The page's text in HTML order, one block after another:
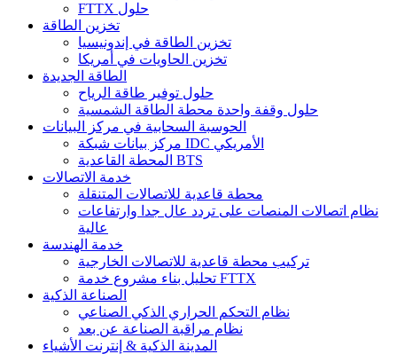
FTTX حلول
تخزين الطاقة
تخزين الطاقة في إندونيسيا
تخزين الحاويات في أمريكا
الطاقة الجديدة
حلول توفير طاقة الرياح
حلول وقفة واحدة محطة الطاقة الشمسية
الحوسبة السحابية في مركز البيانات
مركز بيانات شبكة IDC الأمريكي
المحطة القاعدية BTS
خدمة الاتصالات
محطة قاعدية للاتصالات المتنقلة
نظام اتصالات المنصات على تردد عال جدا وارتفاعات
عالية
خدمة الهندسة
تركيب محطة قاعدية للاتصالات الخارجية
تحليل بناء مشروع خدمة FTTX
الصناعة الذكية
نظام التحكم الحراري الذكي الصناعي
نظام مراقبة الصناعة عن بعد
المدينة الذكية & إنترنت الأشياء